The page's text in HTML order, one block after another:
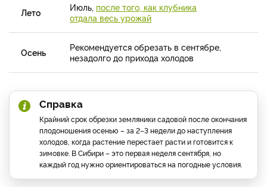
Лето Июль, после того, как клубника
отдала весь урожай
Осень
Рекомендуется обрезать в сентябре,
незадолго до прихода холодов
Справка
Крайний срок обрезки земляники садовой после окончания
плодоношения осенью – за 2–3 недели до наступления
холодов, когда растение перестает расти и готовится к
зимовке. В Сибири – это первая неделя сентября, но
каждый год нужно ориентироваться на погодные условия.